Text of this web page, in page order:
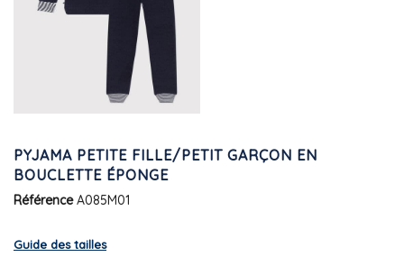
PYJAMA PETITE FILLE/PETIT GARÇON EN
BOUCLETTE ÉPONGE
Référence A085M01
Guide des tailles